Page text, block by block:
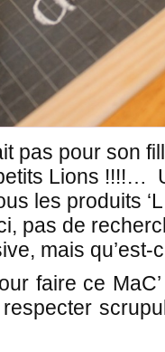
pas pour son
Lions !!!!…
les produits
pas de
mais qu’est-
faire ce